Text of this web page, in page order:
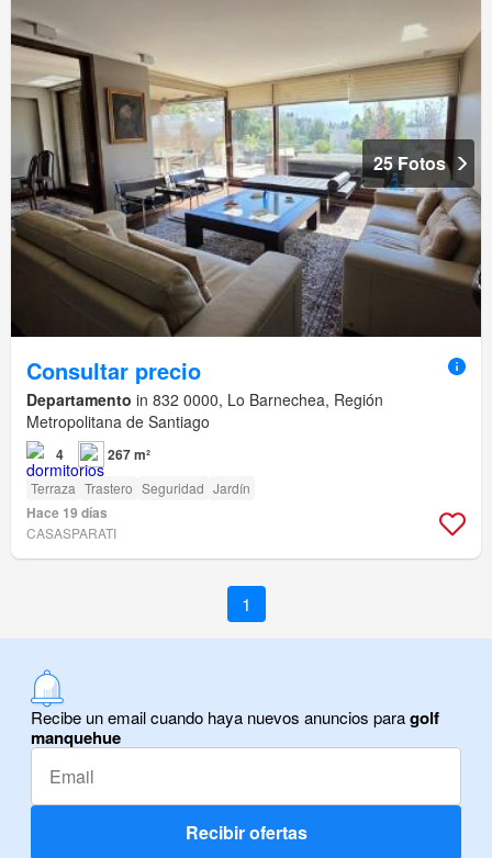
25 Fotos
Consultar precio
Departamento in 832 0000, Lo Barnechea, Región
Metropolitana de Santiago
4 267 m²
Terraza Trastero Seguridad Jardín
Hace 19 días
CASASPARATI
1
Recibe un email cuando haya nuevos anuncios paragolf
manquehue
Recibir ofertas